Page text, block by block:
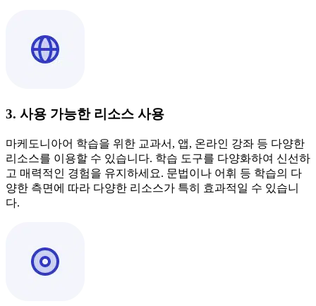
3. 사용 가능한 리소스 사용
마케도니아어 학습을 위한 교과서, 앱, 온라인 강좌 등 다양한
리소스를 이용할 수 있습니다. 학습 도구를 다양화하여 신선하
고 매력적인 경험을 유지하세요. 문법이나 어휘 등 학습의 다
양한 측면에 따라 다양한 리소스가 특히 효과적일 수 있습니
다.